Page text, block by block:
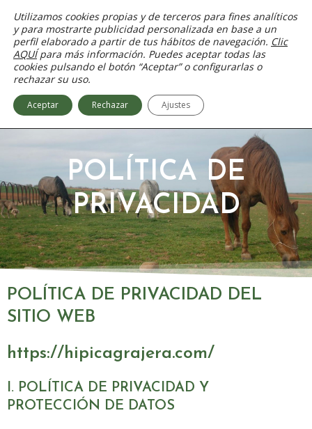
contenido
POLÍTICA DE
PRIVACIDAD
POLÍTICA DE PRIVACIDAD DEL
SITIO WEB
https://hipicagrajera.com/
I. POLÍTICA DE PRIVACIDAD Y
PROTECCIÓN DE DATOS
Utilizamos cookies propias y de terceros para fines analíticos
y para mostrarte publicidad personalizada en base a un
perfil elaborado a partir de tus hábitos de navegación. Clic
AQUÍpara más información. Puedes aceptar todas las
cookies pulsando el botón “Aceptar” o configurarlas o
rechazar su uso.
Aceptar Rechazar Ajustes